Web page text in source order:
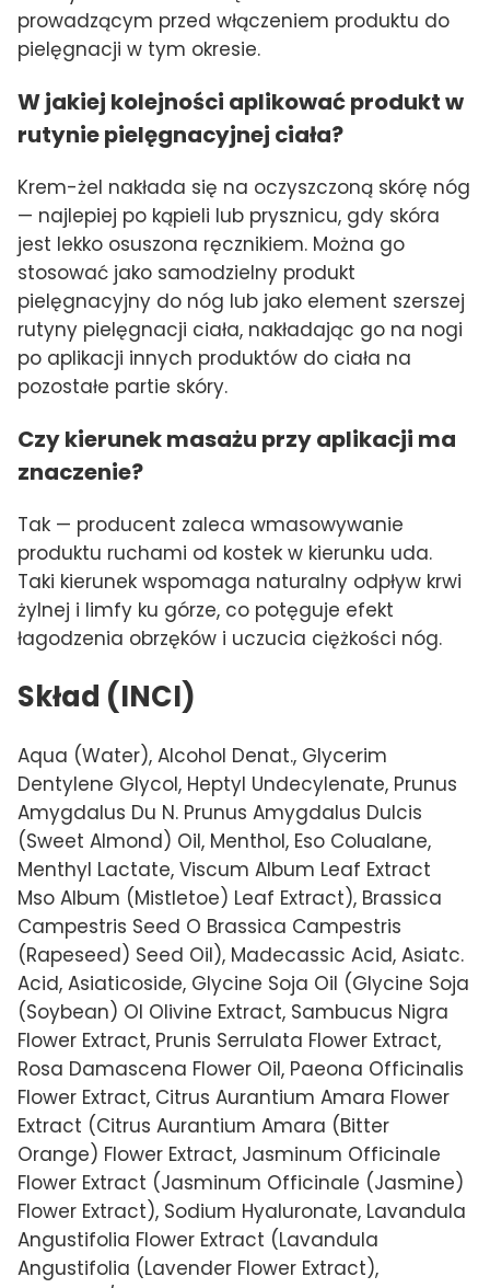
prowadzącym przed włączeniem produktu do
pielęgnacji w tym okresie.
W jakiej kolejności aplikować produkt w
rutynie pielęgnacyjnej ciała?
Krem-żel nakłada się na oczyszczoną skórę nóg
— najlepiej po kąpieli lub prysznicu, gdy skóra
jest lekko osuszona ręcznikiem. Można go
stosować jako samodzielny produkt
pielęgnacyjny do nóg lub jako element szerszej
rutyny pielęgnacji ciała, nakładając go na nogi
po aplikacji innych produktów do ciała na
pozostałe partie skóry.
Czy kierunek masażu przy aplikacji ma
znaczenie?
Tak — producent zaleca wmasowywanie
produktu ruchami od kostek w kierunku uda.
Taki kierunek wspomaga naturalny odpływ krwi
żylnej i limfy ku górze, co potęguje efekt
łagodzenia obrzęków i uczucia ciężkości nóg.
Skład (INCI)
Aqua (Water), Alcohol Denat., Glycerim
Dentylene Glycol, Heptyl Undecylenate, Prunus
Amygdalus Du N. Prunus Amygdalus Dulcis
(Sweet Almond) Oil, Menthol, Eso Colualane,
Menthyl Lactate, Viscum Album Leaf Extract
Mso Album (Mistletoe) Leaf Extract), Brassica
Campestris Seed O Brassica Campestris
(Rapeseed) Seed Oil), Madecassic Acid, Asiatc.
Acid, Asiaticoside, Glycine Soja Oil (Glycine Soja
(Soybean) Ol Olivine Extract, Sambucus Nigra
Flower Extract, Prunis Serrulata Flower Extract,
Rosa Damascena Flower Oil, Paeona Officinalis
Flower Extract, Citrus Aurantium Amara Flower
Extract (Citrus Aurantium Amara (Bitter
Orange) Flower Extract, Jasminum Officinale
Flower Extract (Jasminum Officinale (Jasmine)
Flower Extract), Sodium Hyaluronate, Lavandula
Angustifolia Flower Extract (Lavandula
Angustifolia (Lavender Flower Extract),